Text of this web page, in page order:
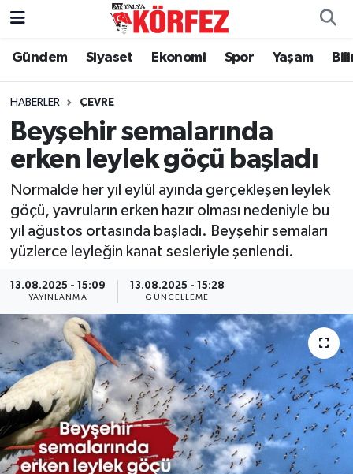
Gündem Siyaset Ekonomi Spor Yaşam
HABERLER ÇEVRE
Beyşehir semalarında
erken leylek göçü başladı
Normalde her yıl eylül ayında gerçekleşen leylek
göçü, yavruların erken hazır olması nedeniyle bu
yıl ağustos ortasında başladı. Beyşehir semaları
yüzlerce leyleğin kanat sesleriyle şenlendi.
13.08.2025 - 15:09
YAYINLANMA
13.08.2025 - 15:28
GÜNCELLEME
Gündem
Siyaset
Yerel Yönetim
Spor
Yaşam
Asayiş
Dünya
Eğitim
Sağlık
Magazin
Nöbetçi Eczaneler
Hava Durumu
Trafik Durumu
Tüm Manşetler
Son Dakika Haberleri
Haber Arşivi